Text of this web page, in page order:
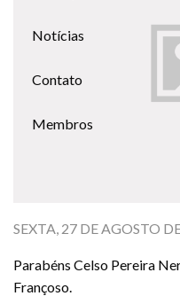
Notícias
Contato
Membros
SEXTA, 27 DE AGOSTO
Parabéns Celso Pereira
Françoso.